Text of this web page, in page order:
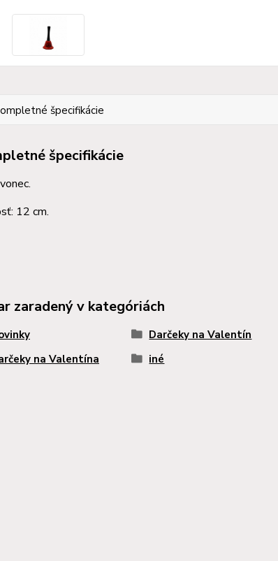
špecifikácie
špecifikácie
12 cm.
zaradený v kategóriách
Darčeky na Valentín
na Valentína
iné